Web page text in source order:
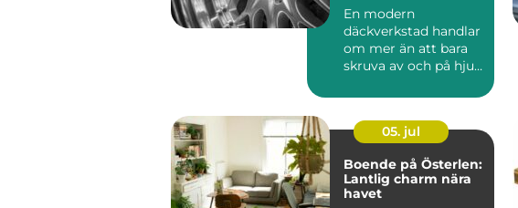
En modern
däckverkstad handlar
om mer än att bara
skruva av och på hjul.
Stockholm är...
05. jul
Boende på Österlen:
Lantlig charm nära
havet